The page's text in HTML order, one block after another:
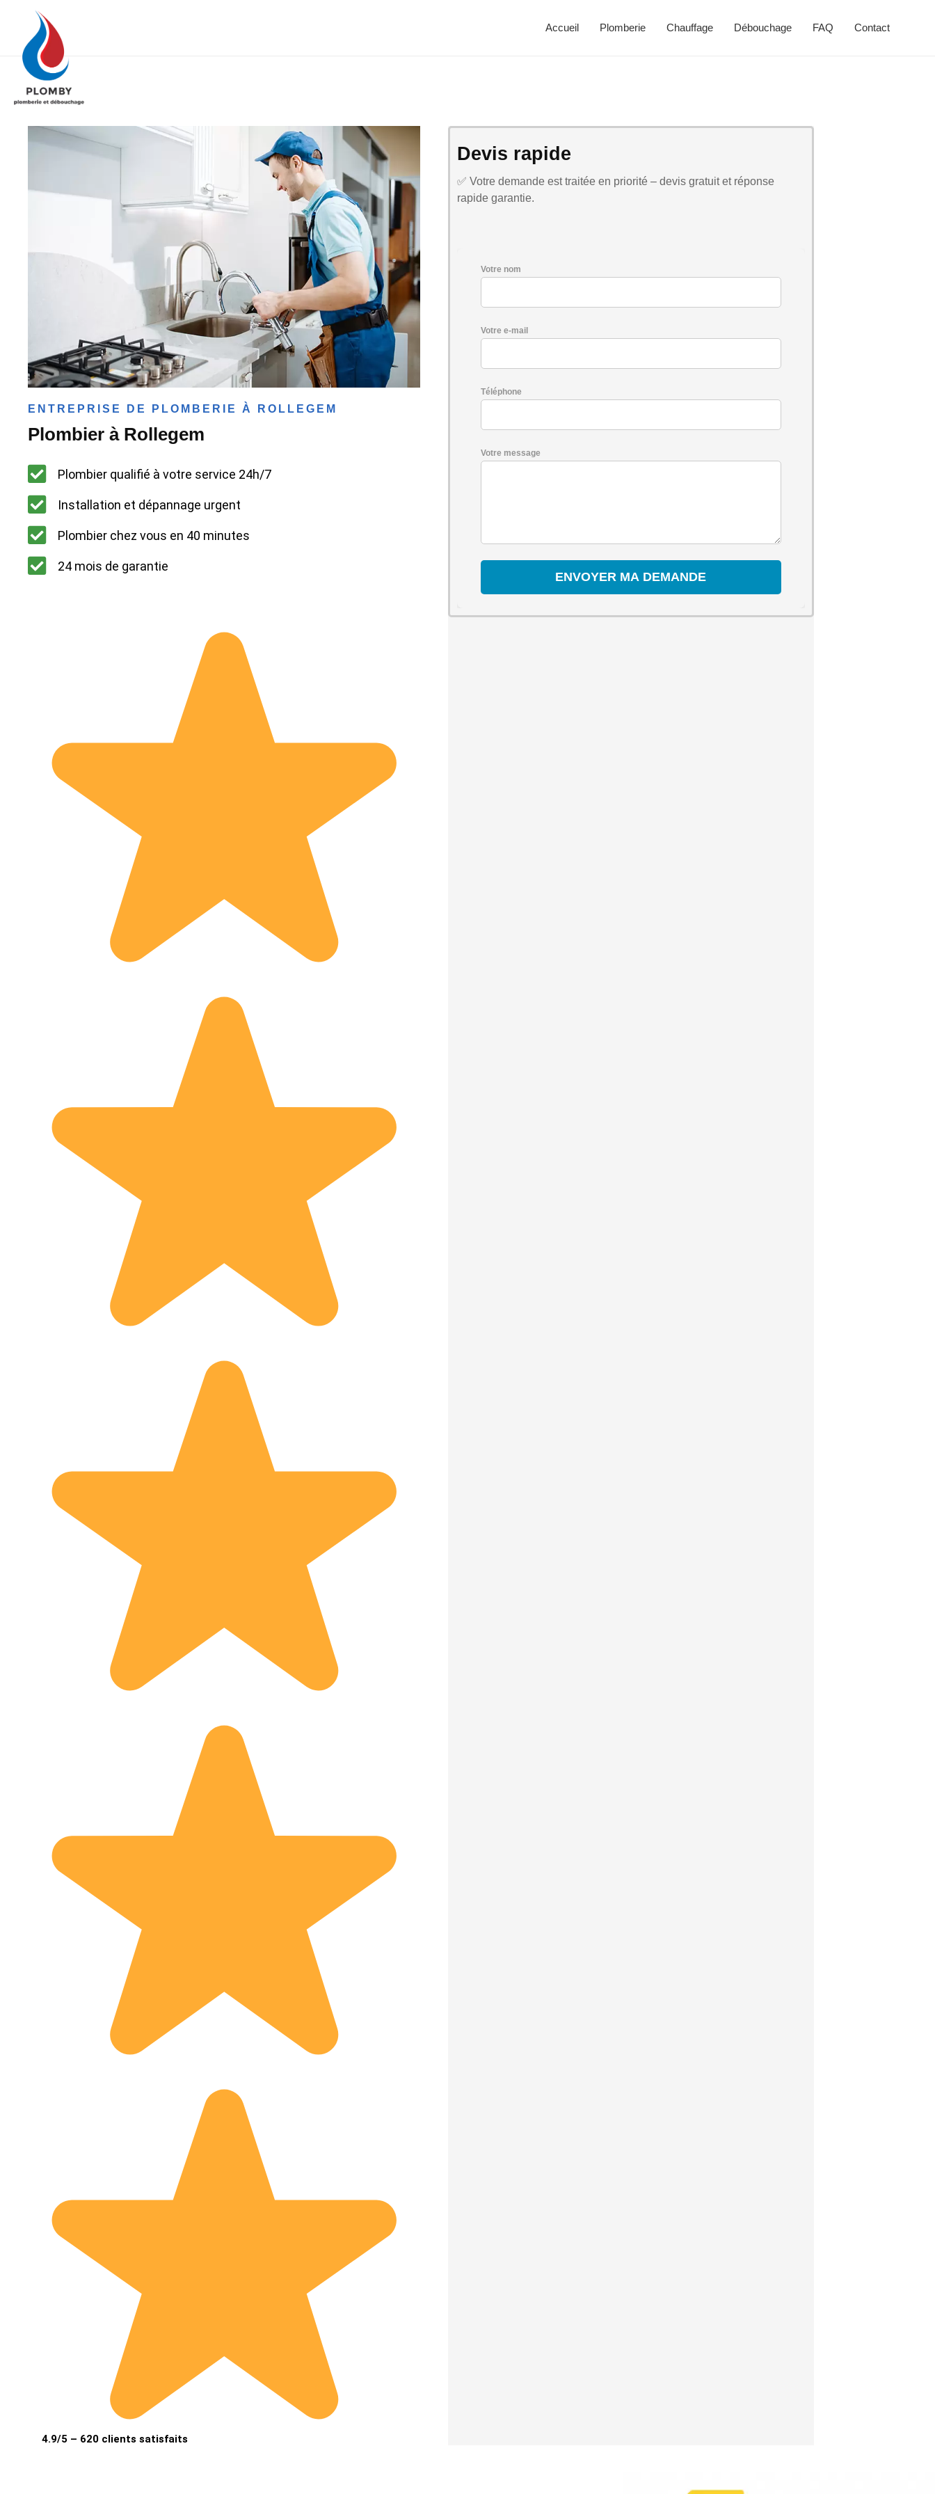
Accueil Plomberie Chauffage Débouchage FAQ Contact
ENTREPRISE DE PLOMBERIE À ROLLEGEM
Plombier à Rollegem
Plombier qualifié à votre service 24h/7
Installation et dépannage urgent
Plombier chez vous en 40 minutes
24 mois de garantie
4.9/5 – 620 clients satisfaits
Devis rapide
✅ Votre demande est traitée en priorité – devis gratuit et réponse
rapide garantie.
Votre nom
Votre e-mail
Téléphone
Votre message